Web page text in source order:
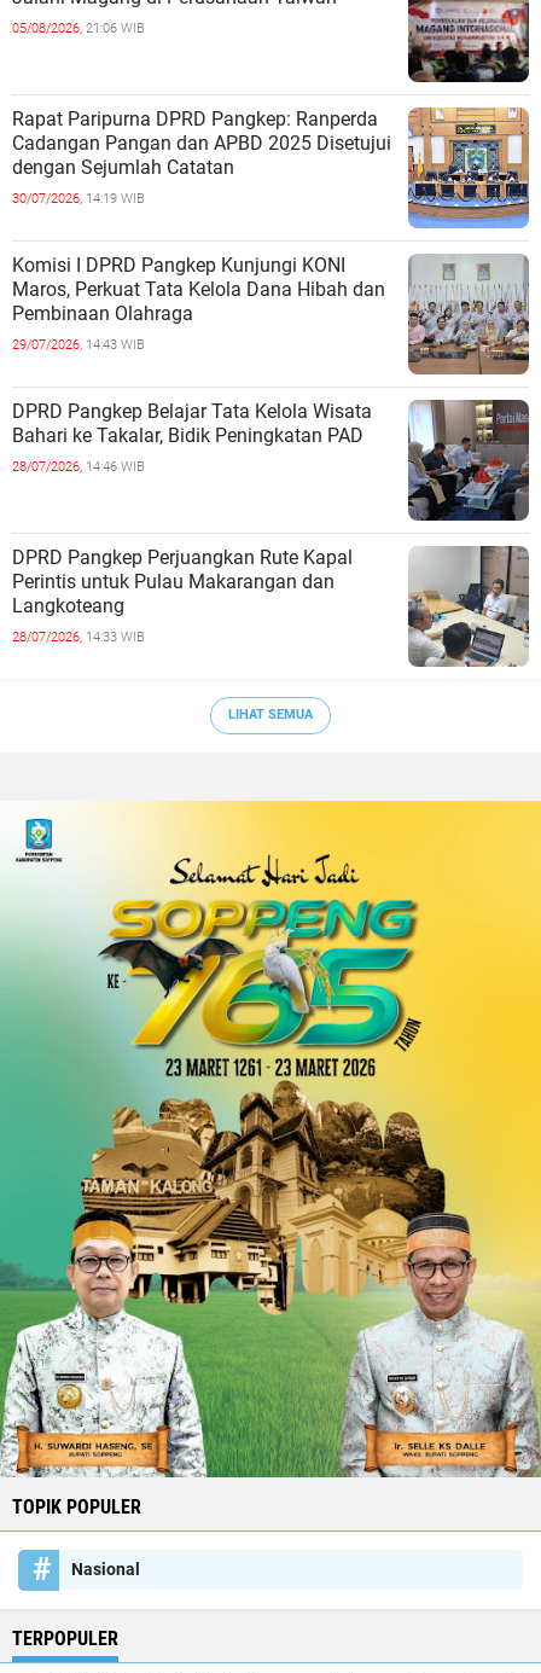
05/08/2026, 21:06 WIB
Rapat Paripurna DPRD Pangkep: Ranperda
Cadangan Pangan dan APBD 2025 Disetujui
dengan Sejumlah Catatan
30/07/2026, 14:19 WIB
Komisi I DPRD Pangkep Kunjungi KONI
Maros, Perkuat Tata Kelola Dana Hibah dan
Pembinaan Olahraga
29/07/2026, 14:43 WIB
DPRD Pangkep Belajar Tata Kelola Wisata
Bahari ke Takalar, Bidik Peningkatan PAD
28/07/2026, 14:46 WIB
DPRD Pangkep Perjuangkan Rute Kapal
Perintis untuk Pulau Makarangan dan
Langkoteang
28/07/2026, 14:33 WIB
LIHAT SEMUA
TOPIK POPULER
Nasional
TERPOPULER